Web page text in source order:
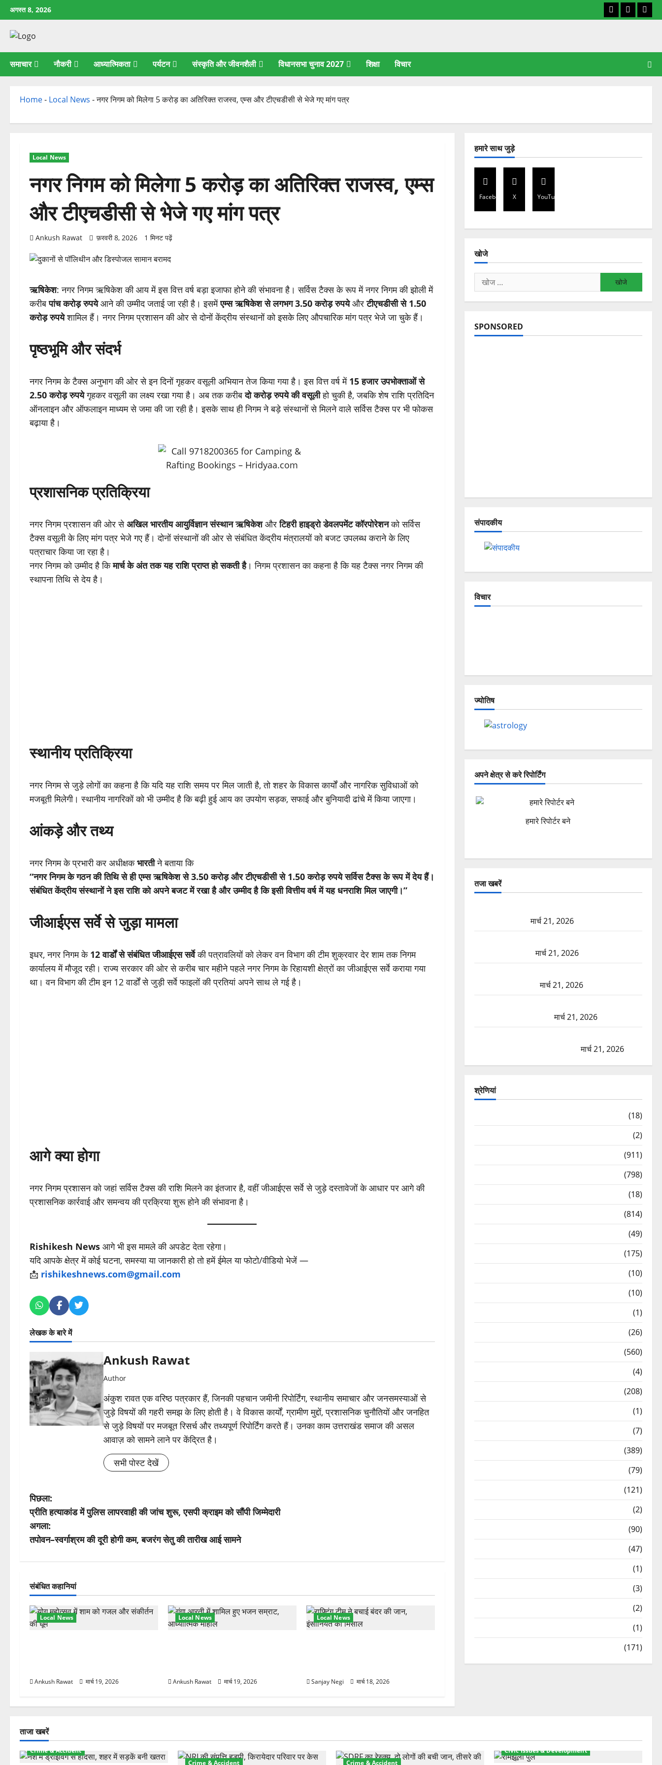
छोड़कर
सामग्री
अगस्त 8, 2026 Facebook
X
समाचार नौकरी आध्यात्मिकता पर्यटन संस्कृति और जीवनशैली विधानसभा चुनाव 2027 शिक्षा विचार
Home- Local News -नगर निगम को मिलेगा 5 करोड़ का अतिरिक्त राजस्व, एम्स और टीएचडीसी से भेजे गए मांग पत्र
Local News
नगर निगम को मिलेगा 5 करोड़ का अतिरिक्त राजस्व, एम्स
और टीएचडीसी से भेजे गए मांग पत्र
Ankush Rawat फ़रवरी 8, 2026 1 मिनट पढ़ें
ऋषिकेश: नगर निगम ऋषिकेश की आय में इस वित्त वर्ष बड़ा इजाफा होने की संभावना है। सर्विस टैक्स के रूप में नगर निगम की झोली में
करीबपांच करोड़ रुपयेआने की उम्मीद जताई जा रही है। इसमेंएम्स ऋषिकेश से लगभग 3.50 करोड़ रुपयेऔरटीएचडीसी से 1.50
करोड़ रुपयेशामिल हैं। नगर निगम प्रशासन की ओर से दोनों केंद्रीय संस्थानों को इसके लिए औपचारिक मांग पत्र भेजे जा चुके हैं।
पृष्ठभूमि और संदर्भ
नगर निगम के टैक्स अनुभाग की ओर से इन दिनों गृहकर वसूली अभियान तेज किया गया है। इस वित्त वर्ष में 15 हजार उपभोक्ताओं से
2.50 करोड़ रुपयेगृहकर वसूली का लक्ष्य रखा गया है। अब तक करीबदो करोड़ रुपये की वसूलीहो चुकी है, जबकि शेष राशि प्रतिदिन
ऑनलाइन और ऑफलाइन माध्यम से जमा की जा रही है। इसके साथ ही निगम ने बड़े संस्थानों से मिलने वाले सर्विस टैक्स पर भी फोकस
बढ़ाया है।
प्रशासनिक प्रतिक्रिया
नगर निगम प्रशासन की ओर सेअखिल भारतीय आयुर्विज्ञान संस्थान ऋषिकेशऔरटिहरी हाइड्रो डेवलपमेंट कॉरपोरेशनको सर्विस
टैक्स वसूली के लिए मांग पत्र भेजे गए हैं। दोनों संस्थानों की ओर से संबंधित केंद्रीय मंत्रालयों को बजट उपलब्ध कराने के लिए
पत्राचार किया जा रहा है।
नगर निगम को उम्मीद है किमार्च के अंत तक यह राशि प्राप्त हो सकती है। निगम प्रशासन का कहना है कि यह टैक्स नगर निगम की
स्थापना तिथि से देय है।
स्थानीय प्रतिक्रिया
नगर निगम से जुड़े लोगों का कहना है कि यदि यह राशि समय पर मिल जाती है, तो शहर के विकास कार्यों और नागरिक सुविधाओं को
मजबूती मिलेगी। स्थानीय नागरिकों को भी उम्मीद है कि बढ़ी हुई आय का उपयोग सड़क, सफाई और बुनियादी ढांचे में किया जाएगा।
आंकड़े और तथ्य
नगर निगम के प्रभारी कर अधीक्षकभारतीने बताया कि
“नगर निगम के गठन की तिथि से ही एम्स ऋषिकेश से 3.50 करोड़ और टीएचडीसी से 1.50 करोड़ रुपये सर्विस टैक्स के रूप में देय हैं।
संबंधित केंद्रीय संस्थानों ने इस राशि को अपने बजट में रखा है और उम्मीद है कि इसी वित्तीय वर्ष में यह धनराशि मिल जाएगी।”
जीआईएस सर्वे से जुड़ा मामला
इधर, नगर निगम के 12 वार्डों से संबंधित जीआईएस सर्वेकी पत्रावलियों को लेकर वन विभाग की टीम शुक्रवार देर शाम तक निगम
कार्यालय में मौजूद रही। राज्य सरकार की ओर से करीब चार महीने पहले नगर निगम के रिहायशी क्षेत्रों का जीआईएस सर्वे कराया गया
था। वन विभाग की टीम इन 12 वार्डों से जुड़ी सर्वे फाइलों की प्रतियां अपने साथ ले गई है।
आगे क्या होगा
नगर निगम प्रशासन को जहां सर्विस टैक्स की राशि मिलने का इंतजार है, वहीं जीआईएस सर्वे से जुड़े दस्तावेजों के आधार पर आगे की
प्रशासनिक कार्रवाई और समन्वय की प्रक्रिया शुरू होने की संभावना है।
Rishikesh News आगे भी इस मामले की अपडेट देता रहेगा।
यदि आपके क्षेत्र में कोई घटना, समस्या या जानकारी हो तो हमें ईमेल या फोटो/वीडियो भेजें —
📩 rishikeshnews.com@gmail.com
लेखक के बारे में
Ankush Rawat
Author
अंकुश रावत एक वरिष्ठ पत्रकार हैं, जिनकी पहचान जमीनी रिपोर्टिंग, स्थानीय समाचार और जनसमस्याओं से
जुड़े विषयों की गहरी समझ के लिए होती है। वे विकास कार्यों, ग्रामीण मुद्दों, प्रशासनिक चुनौतियों और जनहित
से जुड़े विषयों पर मजबूत रिसर्च और तथ्यपूर्ण रिपोर्टिंग करते हैं। उनका काम उत्तराखंड समाज की असल
आवाज़ को सामने लाने पर केंद्रित है।
सभी पोस्ट देखें
पो
स्ट
ने
गे
श
न
पिछला:
प्रीति हत्याकांड में पुलिस लापरवाही की जांच शुरू, एसपी क्राइम को सौंपी जिम्मेदारी
अगला:
तपोवन–स्वर्गाश्रम की दूरी होगी कम, बजरंग सेतु की तारीख आई सामने
संबंधित कहानियां
Local News
Ankush Rawat मार्च 19, 2026
Local News
Ankush Rawat मार्च 19, 2026
Local News
Sanjay Negi मार्च 18, 2026
हमारे साथ जुड़े
Facebook X YouTube
खोजे
निम्न
को
खोजें:
SPONSORED
संपादकीय
विचार
ज्योतिष
अपने क्षेत्र से करे रिपोर्टिंग
हमारे रिपोर्टर बने
तजा खबरें
मार्च 21, 2026
मार्च 21, 2026
मार्च 21, 2026
मार्च 21, 2026
मार्च 21, 2026
श्रेणियां
(18)
(2)
(911)
(798)
(18)
(814)
(49)
(175)
(10)
(10)
(1)
(26)
(560)
(4)
(208)
(1)
(7)
(389)
(79)
(121)
(2)
(90)
(47)
(1)
(3)
(2)
(1)
(171)
ताजा खबरें
Crime & Accident
Crime & Accident
Crime & Accident
Civic Issues & Development